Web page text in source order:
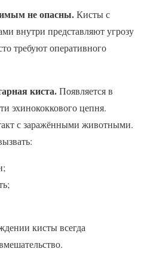
не опасны.Кисты с
внутри представляют угрозу
требуют оперативного
киста.Появляется в
эхинококкового цепня.
с заражёнными животными.
кисты всегда